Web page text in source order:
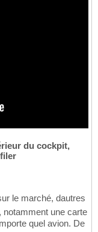
du cockpit,
le marché, dautres
notamment une carte
quel avion. De